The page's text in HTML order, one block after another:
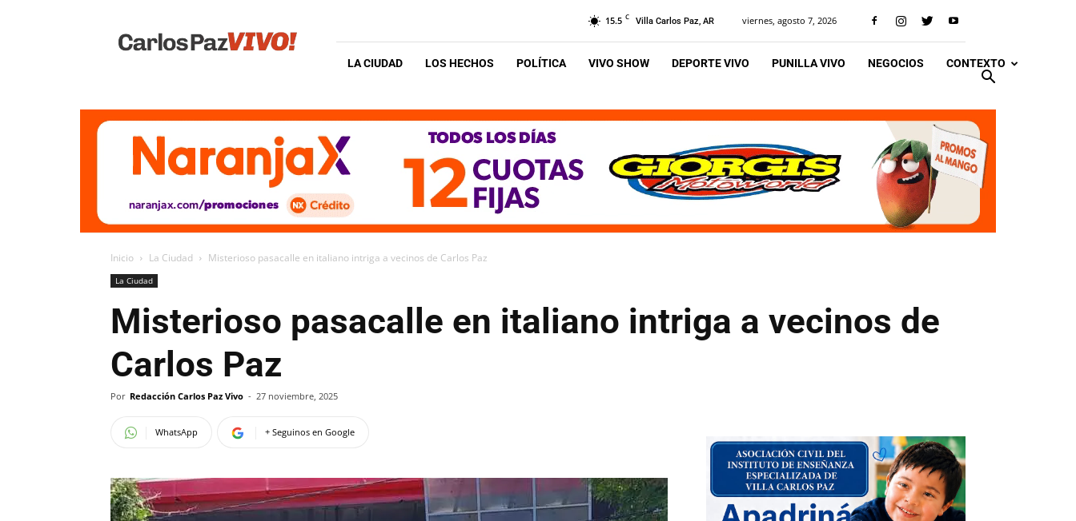
Vivo
15.5 C Villa Carlos Paz, AR viernes, agosto 7, 2026
LA CIUDAD LOS HECHOS POLÍTICA VIVO SHOW DEPORTE VIVO PUNILLA VIVO NEGOCIOS CONTEXTO
Inicio La Ciudad Misterioso pasacalle en italiano intriga a vecinos de Carlos Paz
La Ciudad
Misterioso pasacalle en italiano intriga a vecinos de
Carlos Paz
Por Redacción Carlos Paz Vivo - 27 noviembre, 2025
WhatsApp + Seguinos en Google